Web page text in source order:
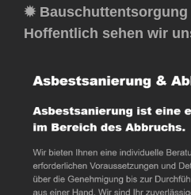
✹
Hoffentlich sehen wir